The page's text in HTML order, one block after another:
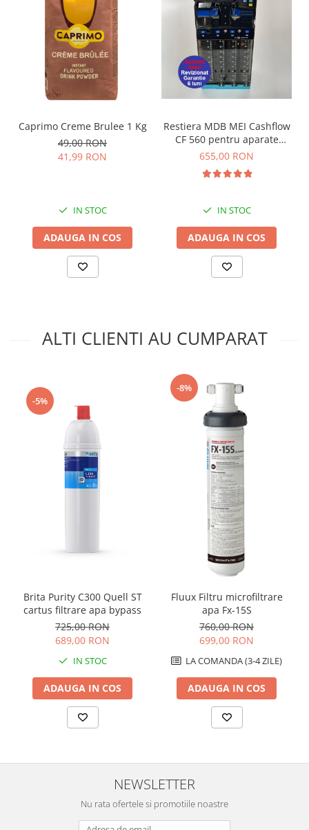
suportând o presiune maximă de 8,6 bari și
funcționând optim la temperaturi cuprinse
între 4 și 30 de grade Celsius.
Cu o capacitate impresionantă de filtrare de
2199-4000 de litri și un debit de 100 l/h, acest
pentru nevoile dumneavoastră.
Caprimo Creme Brulee 1 Kg
49,00 RON
41,99 RON
IN STOC
ADAUGA IN COS
Restiera MDB MEI Cashflow
CF 560 pentru aparate
cafea si snack
655,00 RON
IN STOC
ADAUGA IN COS
ALTI CLIENTI AU CUMPARAT
-5%
Brita Purity C300 Quell ST
cartus filtrare apa bypass
725,00 RON
689,00 RON
IN STOC
ADAUGA IN COS
-8%
Fluux Filtru microfiltrare
apa Fx-15S
760,00 RON
699,00 RON
LA COMANDA (3-4 ZILE)
ADAUGA IN COS
NEWSLETTER
Nu rata ofertele si promotiile noastre